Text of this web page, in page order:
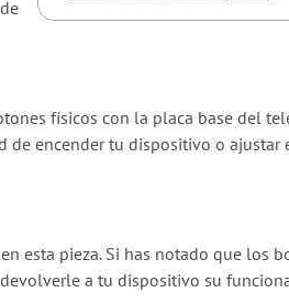
físicos con la placa base del
encender tu dispositivo o ajustar
esta pieza. Si has notado que los
a tu dispositivo su